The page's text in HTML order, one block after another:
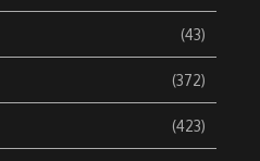
(43)
(372)
(423)